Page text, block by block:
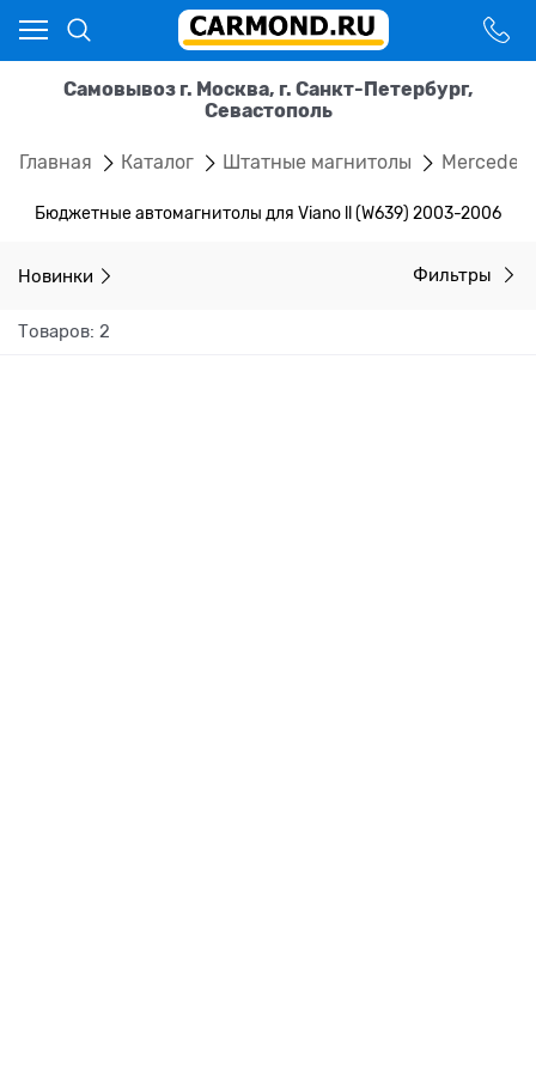
Самовывоз г. Москва, г. Санкт-Петербург,
Севастополь
Главная Каталог Штатные магнитолы Mercedes
Бюджетные автомагнитолы для Viano ll (W639) 2003-2006
Новинки Фильтры
Товаров: 2